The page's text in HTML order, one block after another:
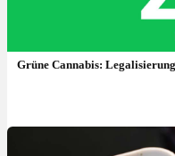
Grüne Cannabis:
Cannabis Petition: jetzt